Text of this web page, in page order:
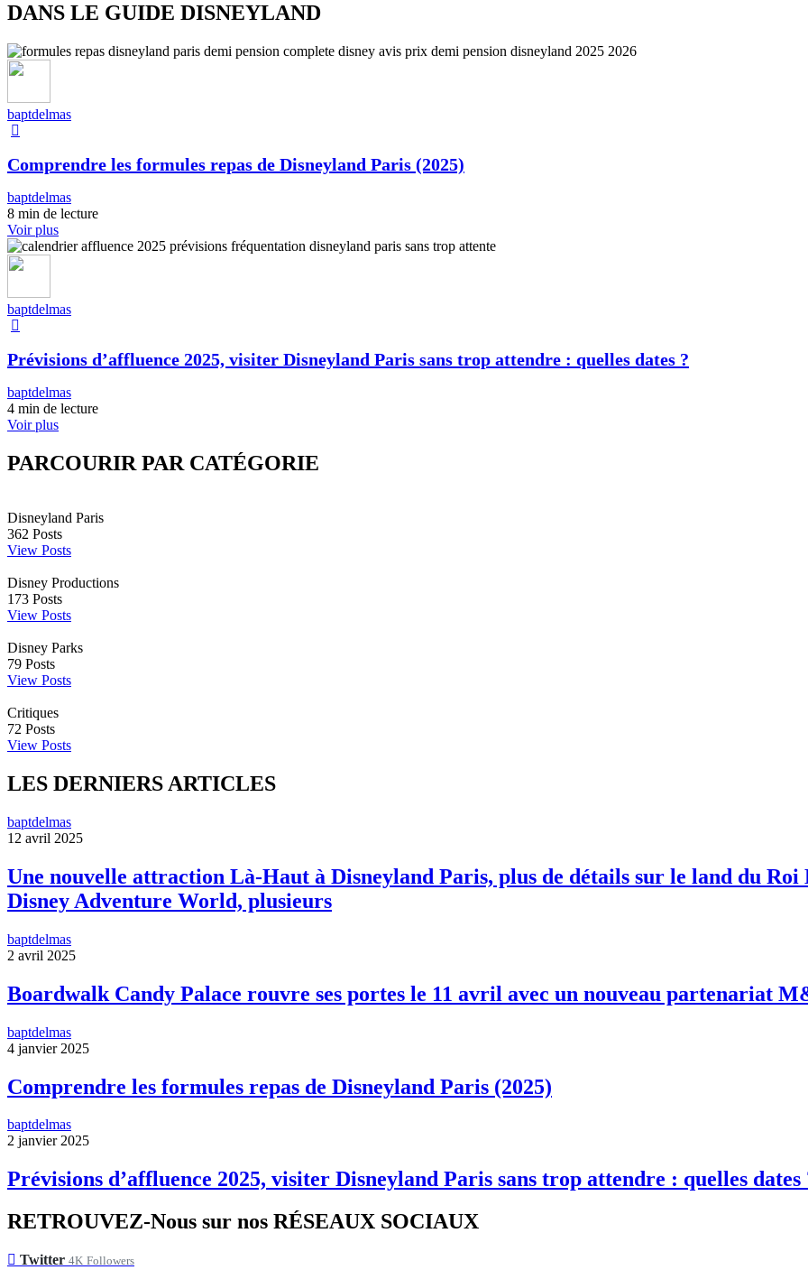
DANS LE GUIDE DISNEYLAND
baptdelmas
Comprendre les formules repas de Disneyland Paris (2025)
baptdelmas
8 min de lecture
Voir plus
baptdelmas
Prévisions d’affluence 2025, visiter Disneyland Paris sans trop attendre : quelles dates ?
baptdelmas
4 min de lecture
Voir plus
PARCOURIR PAR CATÉGORIE
Disneyland Paris
362 Posts
View Posts
Disney Productions
173 Posts
View Posts
Disney Parks
79 Posts
View Posts
Critiques
72 Posts
View Posts
LES DERNIERS ARTICLES
baptdelmas
12 avril 2025
Une nouvelle attraction Là-Haut à Disneyland Paris, plus de détails sur le land du Roi
Disney Adventure World, plusieurs
baptdelmas
2 avril 2025
Boardwalk Candy Palace rouvre ses portes le 11 avril avec un nouveau partenariat
baptdelmas
4 janvier 2025
Comprendre les formules repas de Disneyland Paris (2025)
baptdelmas
2 janvier 2025
Prévisions d’affluence 2025, visiter Disneyland Paris sans trop attendre : quelles dates
RETROUVEZ-Nous sur nos RÉSEAUX SOCIAUX
Twitter 4K Followers